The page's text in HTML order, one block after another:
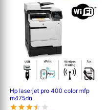
Hp laserjet pro 400 color mfp
m475dn